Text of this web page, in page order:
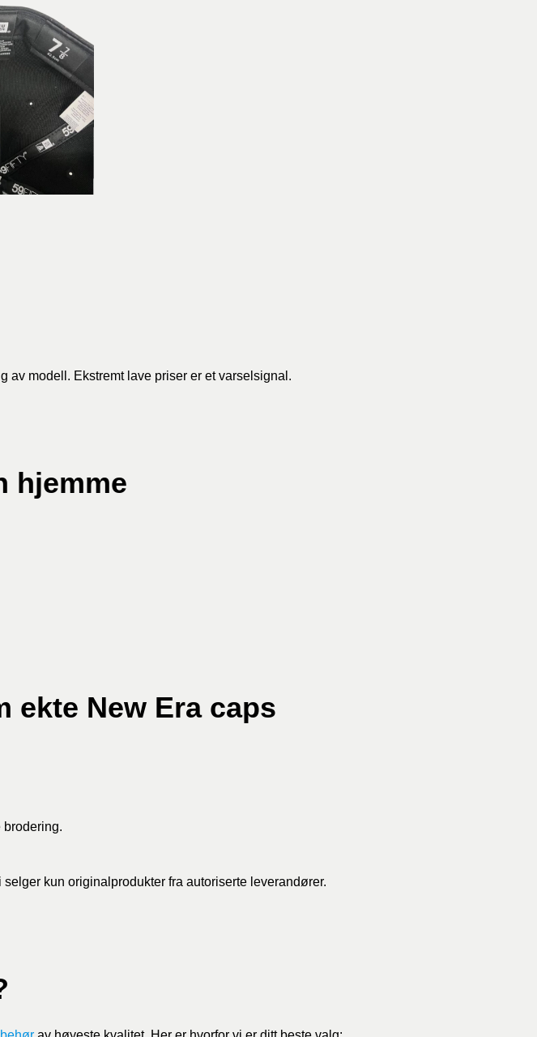
av modell. Ekstremt lave priser er et varselsignal.
hjemme
ekte New Era caps
brodering.
selger kun originalprodukter fra autoriserte leverandører.